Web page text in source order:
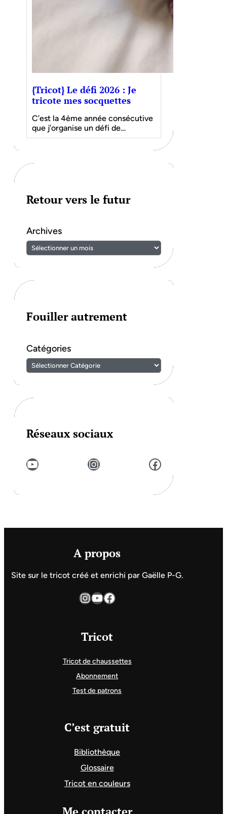
{Tricot} Le défi 2026 : Je
tricote mes socquettes
C’est la 4ème année consécutive
que j’organise un défi de…
Retour vers le futur
Archives
Fouiller autrement
Catégories
Réseaux sociaux
YouTube Instagram Facebook
A propos
Site sur le tricot créé et enrichi par Gaëlle P-G.
InstagramYouTube Facebook
Tricot
Tricot de chaussettes
Abonnement
Test de patrons
C’est gratuit
Bibliothèque
Glossaire
Tricot en couleurs
Me contacter